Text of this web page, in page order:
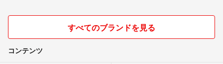
すべてのブランドを見る
コンテンツ